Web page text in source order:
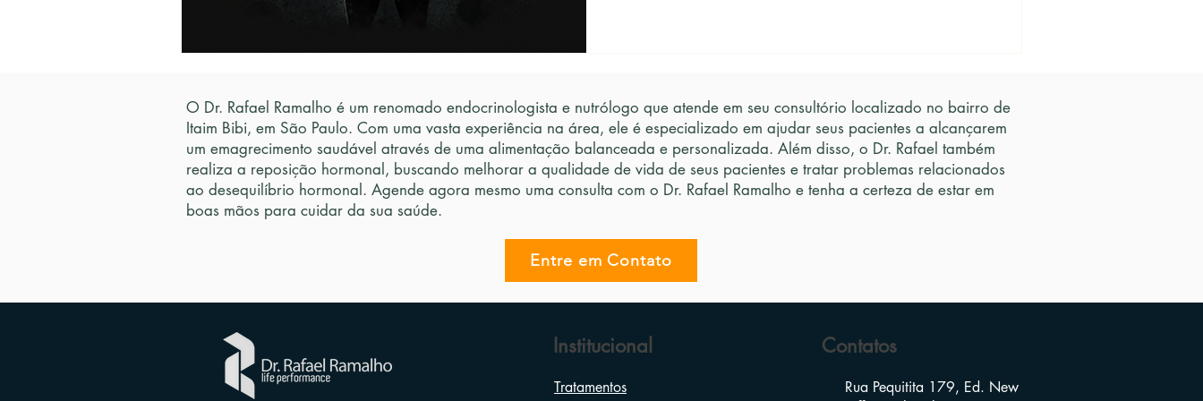
O Dr. Rafael Ramalho é um renomado endocrinologista e nutrólogo que atende em seu consultório localizado no bairro de
Itaim Bibi, em São Paulo. Com uma vasta experiência na área, ele é especializado em ajudar seus pacientes a alcançarem
um emagrecimento saudável através de uma alimentação balanceada e personalizada. Além disso, o Dr. Rafael também
realiza a reposição hormonal, buscando melhorar a qualidade de vida de seus pacientes e tratar problemas relacionados
ao desequilíbrio hormonal. Agende agora mesmo uma consulta com o Dr. Rafael Ramalho e tenha a certeza de estar em
boas mãos para cuidar da sua saúde.
Entre em Contato
Institucional
Tratamentos
Contatos
Rua Pequitita 179, Ed. New